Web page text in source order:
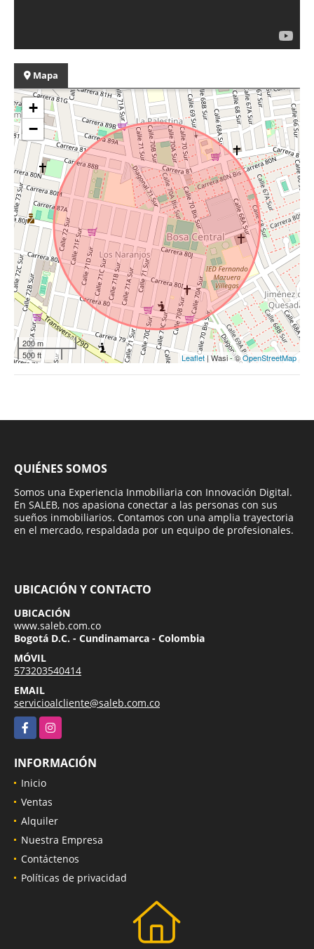
Mapa
+
−
200 m
500 ft
Leaflet | Wasi - ©OpenStreetMap
QUIÉNES SOMOS
Somos una Experiencia Inmobiliaria con Innovación Digital.
En SALEB, nos apasiona conectar a las personas con sus
sueños inmobiliarios. Contamos con una amplia trayectoria
en el mercado, respaldada por un equipo de profesionales.
UBICACIÓN Y CONTACTO
UBICACIÓN
www.saleb.com.co
Bogotá D.C. - Cundinamarca - Colombia
MÓVIL
573203540414
EMAIL
servicioalcliente@saleb.com.co
FacebookInstagram
INFORMACIÓN
Inicio
Ventas
Alquiler
Nuestra Empresa
Contáctenos
Políticas de privacidad